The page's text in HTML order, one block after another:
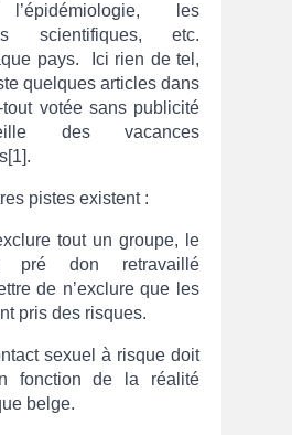
l’épidémiologie, les
scientifiques, etc.
pays. Ici rien de tel,
quelques articles dans
votée sans publicité
des vacances
pistes existent :
tout un groupe, le
pré don retravaillé
de n’exclure que les
pris des risques.
sexuel à risque doit
fonction de la réalité
belge.